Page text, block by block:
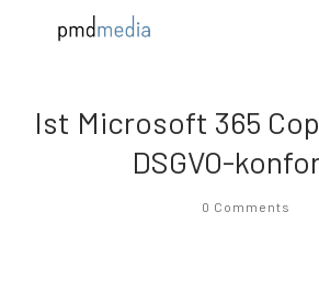
Ist Microsoft 365
DSGVO-
0 Comments